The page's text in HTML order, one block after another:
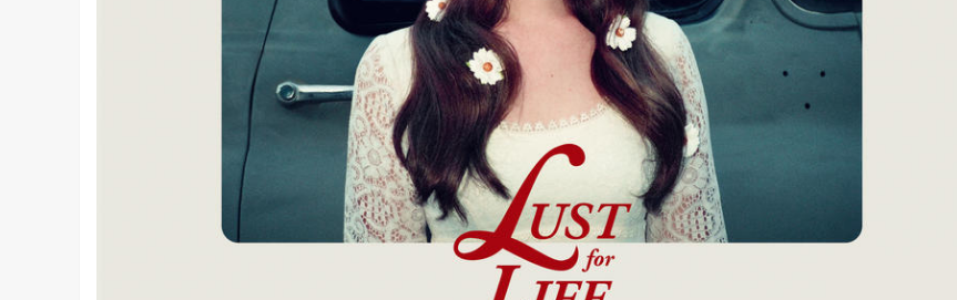
Фильмы
«Как приручить лису»: триллер,
который охотится не за маньяком, а
за человеческими слабостями
9 месяцев тому назад